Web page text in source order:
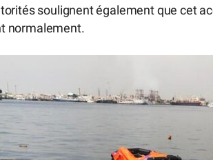
soulignent également que cet
normalement.